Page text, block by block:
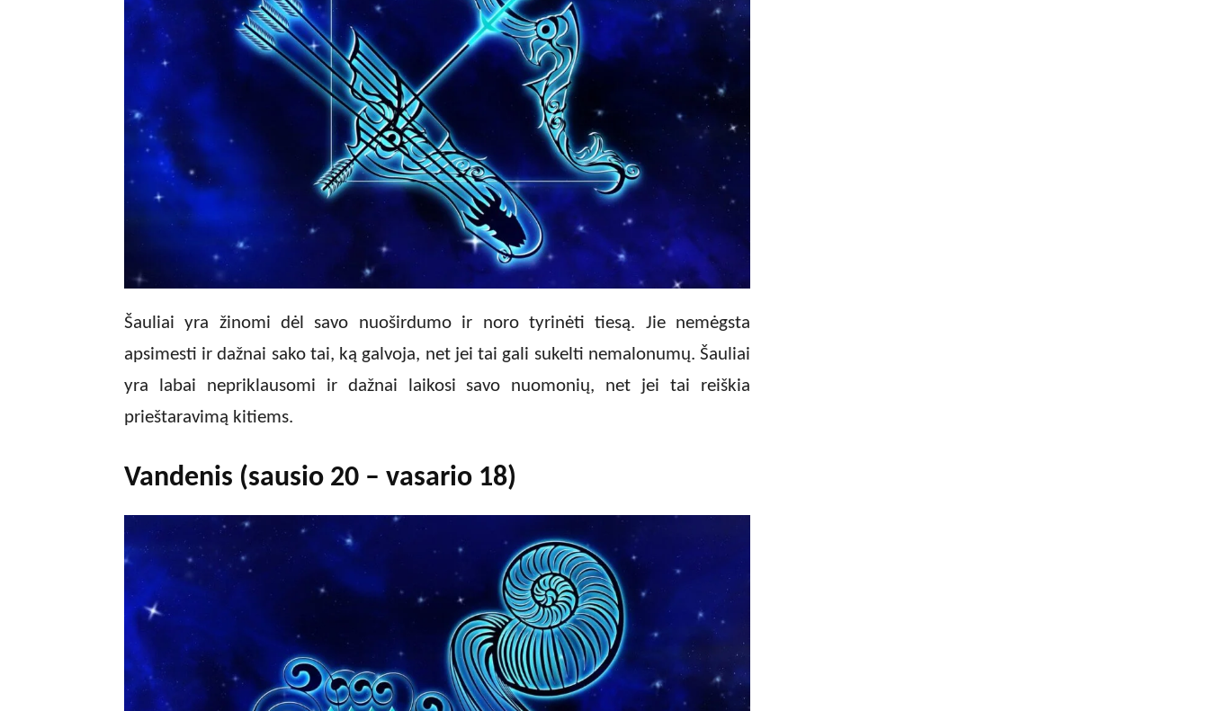
Šauliai yra žinomi dėl savo nuoširdumo ir noro tyrinėti tiesą. Jie nemėgsta
apsimesti ir dažnai sako tai, ką galvoja, net jei tai gali sukelti nemalonumų. Šauliai
yra labai nepriklausomi ir dažnai laikosi savo nuomonių, net jei tai reiškia
prieštaravimą kitiems.
Vandenis (sausio 20 – vasario 18)